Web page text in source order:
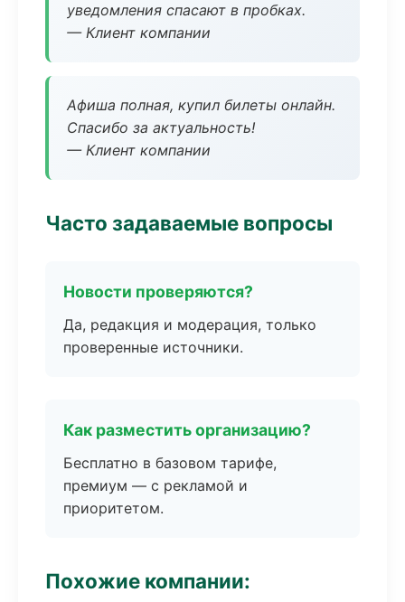
уведомления спасают в пробках.
— Клиент компании
Афиша полная, купил билеты онлайн.
Спасибо за актуальность!
— Клиент компании
Часто задаваемые вопросы
Новости проверяются?
Да, редакция и модерация, только
проверенные источники.
Как разместить организацию?
Бесплатно в базовом тарифе,
премиум — с рекламой и
приоритетом.
Похожие компании: